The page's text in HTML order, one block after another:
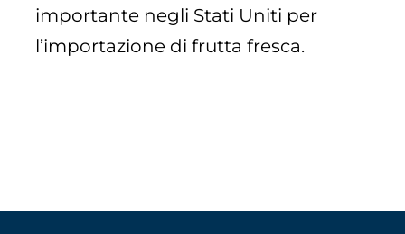
importante negli Stati Uniti per
l’importazione di frutta fresca.